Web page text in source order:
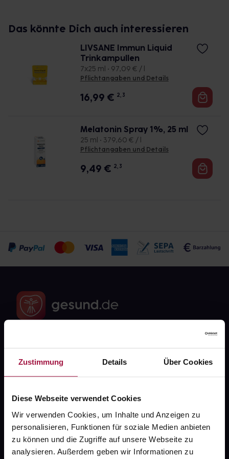
Zustimmung Details Über Cookies
Diese Webseite verwendet Cookies
Wir verwenden Cookies, um Inhalte und Anzeigen zu
personalisieren, Funktionen für soziale Medien anbieten
zu können und die Zugriffe auf unsere Webseite zu
analysieren. Außerdem geben wir Informationen zu
Flüssigkeit verzehren. Die empfohlene tägliche
Verzehrmenge darf nicht überschritten werden.
Nahrungsergänzungsmittel sind kein Ersatz für eine
ausgewogene, abwechslungsreiche Ernährung und
eine gesunde Lebensweise.
SONSTIGE HINWEISE:
ALLERGENE:
Das könnte Dich auch interessieren
LIVSANE Immun Liquid
Trinkampullen
7x25 ml • 97,09 € / l
Pflichtangaben und Details
16,99 € 2, 3
Melatonin Spray 1%, 25 ml
25 ml • 379,60 € / l
Pflichtangaben und Details
9,49 € 2, 3
Fragen zu Deiner Bestellung?
Kontakt
FAQ
Widerrufsformular